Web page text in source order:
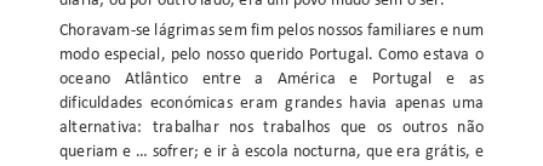
Choravam-se lágrimas sem fim pelos nossos familiares e num
modo especial, pelo nosso querido Portugal. Como estava o
oceano Atlântico entre a América e Portugal e as
dificuldades económicas eram grandes havia apenas uma
alternativa: trabalhar nos trabalhos que os outros não
queriam e … sofrer; e ir à escola nocturna, que era grátis, e